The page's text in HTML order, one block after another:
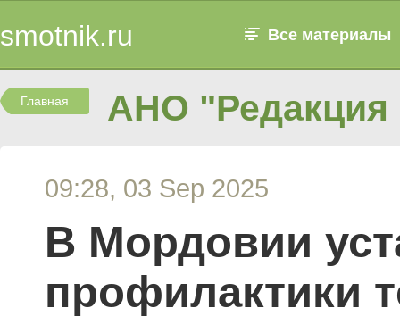
smotnik.ru Все материалы
Главная АНО "Редакция
09:28, 03 Sep 2025
В Мордовии
профилактики